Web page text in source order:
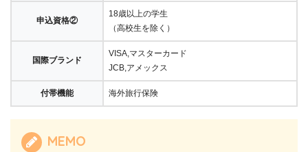
申込資格②
18歳以上の学生
（高校生を除く）
国際ブランド
VISA,マスターカード
JCB,アメックス
付帯機能 海外旅行保険
MEMO